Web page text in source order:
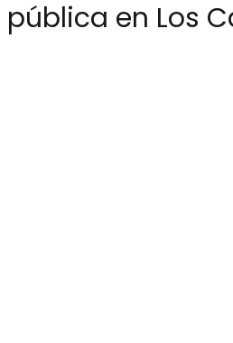
pública en Los